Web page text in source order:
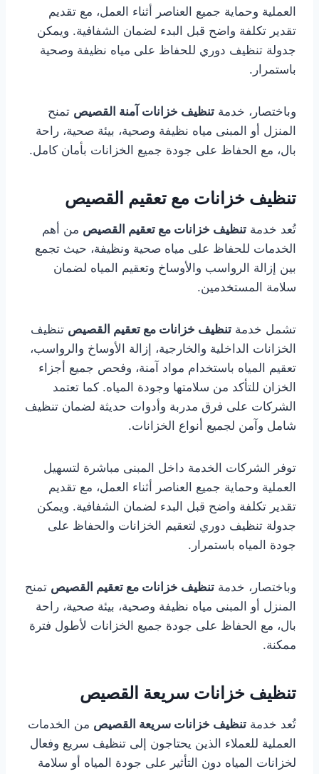
العملية وحماية جميع العناصر أثناء العمل، مع تقديم
تقدير تكلفة واضح قبل البدء لضمان الشفافية. ويمكن
جدولة تنظيف دوري للحفاظ على مياه نظيفة وصحية
باستمرار.
وباختصار، خدمة تنظيف خزانات آمنة القصيص تمنح
المنزل أو المبنى مياه نظيفة وصحية، بيئة صحية، راحة
بال، مع الحفاظ على جودة جميع الخزانات بأمان كامل.
تنظيف خزانات مع تعقيم القصيص
تُعد خدمة تنظيف خزانات مع تعقيم القصيص من أهم
الخدمات للحفاظ على مياه صحية ونظيفة، حيث تجمع
بين إزالة الرواسب والأوساخ وتعقيم المياه لضمان
سلامة المستخدمين.
تشمل خدمة تنظيف خزانات مع تعقيم القصيص تنظيف
الخزانات الداخلية والخارجية، إزالة الأوساخ والرواسب،
تعقيم المياه باستخدام مواد آمنة، وفحص جميع أجزاء
الخزان للتأكد من سلامتها وجودة المياه. كما تعتمد
الشركات على فرق مدربة وأدوات حديثة لضمان تنظيف
شامل وآمن لجميع أنواع الخزانات.
توفر الشركات الخدمة داخل المبنى مباشرة لتسهيل
العملية وحماية جميع العناصر أثناء العمل، مع تقديم
تقدير تكلفة واضح قبل البدء لضمان الشفافية. ويمكن
جدولة تنظيف دوري لتعقيم الخزانات والحفاظ على
جودة المياه باستمرار.
وباختصار، خدمة تنظيف خزانات مع تعقيم القصيص تمنح
المنزل أو المبنى مياه نظيفة وصحية، بيئة صحية، راحة
بال، مع الحفاظ على جودة جميع الخزانات لأطول فترة
ممكنة.
تنظيف خزانات سريعة القصيص
تُعد خدمة تنظيف خزانات سريعة القصيص من الخدمات
العملية للعملاء الذين يحتاجون إلى تنظيف سريع وفعال
لخزانات المياه دون التأثير على جودة المياه أو سلامة